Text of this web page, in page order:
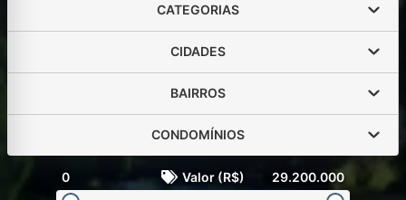
CATEGORIAS
CIDADES
BAIRROS
CONDOMÍNIOS
0 Valor (R$) 29.200.000